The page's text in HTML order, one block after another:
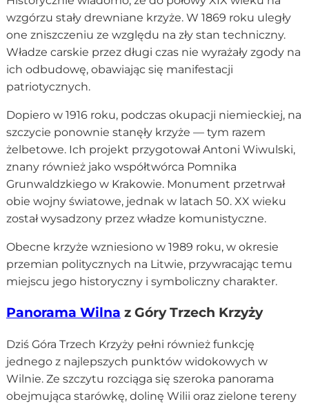
wzgórzu stały drewniane krzyże. W 1869 roku uległy
one zniszczeniu ze względu na zły stan techniczny.
Władze carskie przez długi czas nie wyrażały zgody na
ich odbudowę, obawiając się manifestacji
patriotycznych.
Dopiero w 1916 roku, podczas okupacji niemieckiej, na
szczycie ponownie stanęły krzyże — tym razem
żelbetowe. Ich projekt przygotował Antoni Wiwulski,
znany również jako współtwórca Pomnika
Grunwaldzkiego w Krakowie. Monument przetrwał
obie wojny światowe, jednak w latach 50. XX wieku
został wysadzony przez władze komunistyczne.
Obecne krzyże wzniesiono w 1989 roku, w okresie
przemian politycznych na Litwie, przywracając temu
miejscu jego historyczny i symboliczny charakter.
Panorama Wilna z Góry Trzech Krzyży
Dziś Góra Trzech Krzyży pełni również funkcję
jednego z najlepszych punktów widokowych w
Wilnie. Ze szczytu rozciąga się szeroka panorama
obejmująca starówkę, dolinę Wilii oraz zielone tereny